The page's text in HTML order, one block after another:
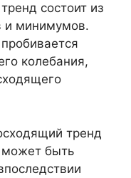
состоит из
и минимумов.
колебания,
тренд
может быть